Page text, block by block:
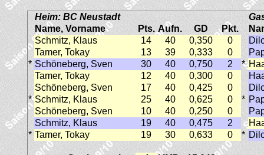
Heim: BC Neustadt
Name, Vorname
Pts. Aufn. GD Pkt.
Schmitz, Klaus
14 40 0,350 0
Tamer, Tokay
13 39 0,333 0
* Schöneberg, Sven 30 40 0,750 2 *
Tamer, Tokay
12 40 0,300 0
Schöneberg, Sven
17 40 0,425 0
* Schmitz, Klaus 25 40 0,625 0 *
Schöneberg, Sven
10 40 0,250 0
Schmitz, Klaus
19 40 0,475 2
* Tamer, Tokay 19 30 0,633 0 *